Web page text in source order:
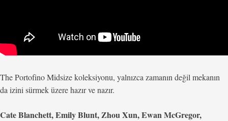
The Portofino Midsize koleksiyonu, yalnızca zamanın değil mekanın
da izini sürmek üzere hazır ve nazır.
Cate Blanchett, Emily Blunt, Zhou Xun, Ewan McGregor,